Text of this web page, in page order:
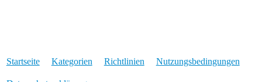
Startseite Kategorien Richtlinien Nutzungsbedingungen